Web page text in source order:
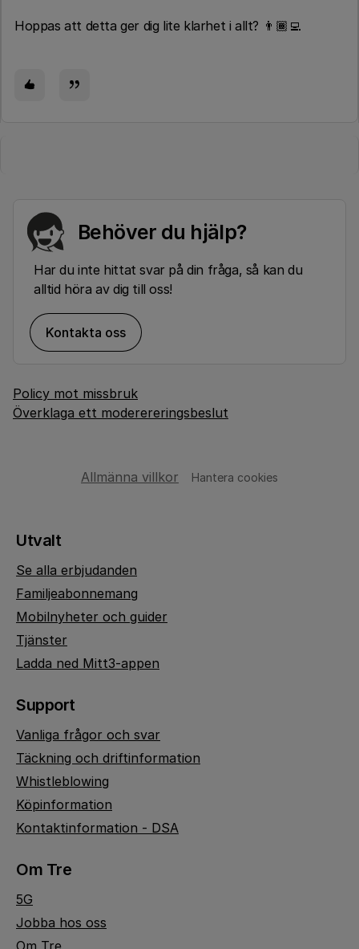
Hoppas att detta ger dig lite klarhet i allt? 👨🏾‍💻
Behöver du hjälp?
Har du inte hittat svar på din fråga, så kan du
alltid höra av dig till oss!
Kontakta oss
Policy mot missbruk
Överklaga ett moderereringsbeslut
Allmänna villkor Hantera cookies
Utvalt
Se alla erbjudanden
Familjeabonnemang
Mobilnyheter och guider
Tjänster
Ladda ned Mitt3-appen
Support
Vanliga frågor och svar
Täckning och driftinformation
Whistleblowing
Köpinformation
Kontaktinformation - DSA
Om Tre
5G
Jobba hos oss
Om Tre